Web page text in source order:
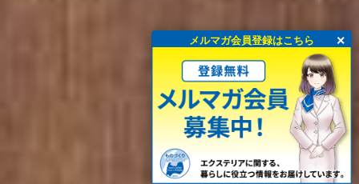
×
メルマガ会員登録はこちら